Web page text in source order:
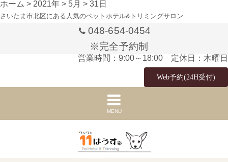
ホーム > 2021年 > 5月 > 31日
さいたま市北区にある人気のペットホテル&トリミングサロン
048-654-0454
※完全予約制
営業時間：9:00～18:00 定休日：木曜日
Web予約(24H受付)
MENU